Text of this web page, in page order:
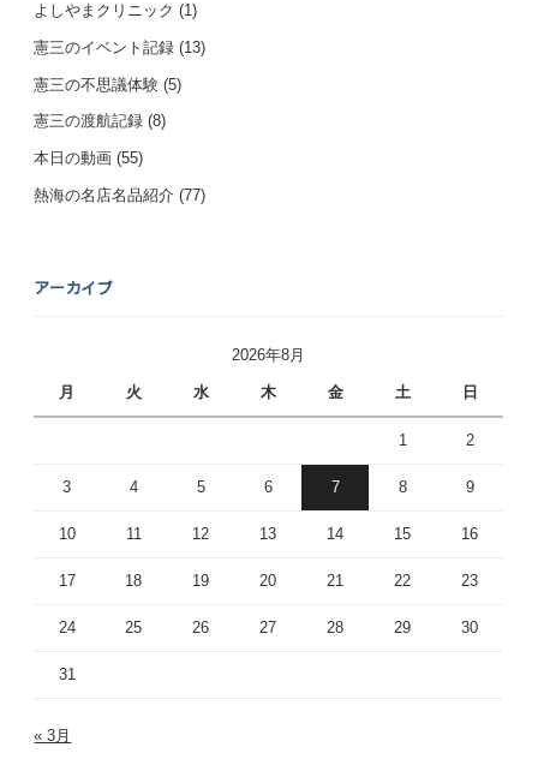
よしやまクリニック (1)
憲三のイベント記録 (13)
憲三の不思議体験 (5)
憲三の渡航記録 (8)
本日の動画 (55)
熱海の名店名品紹介 (77)
アーカイブ
2026年8月
月 火 水 木 金 土 日
1 2
3 4 5 6 7 8 9
10 11 12 13 14 15 16
17 18 19 20 21 22 23
24 25 26 27 28 29 30
31
« 3月